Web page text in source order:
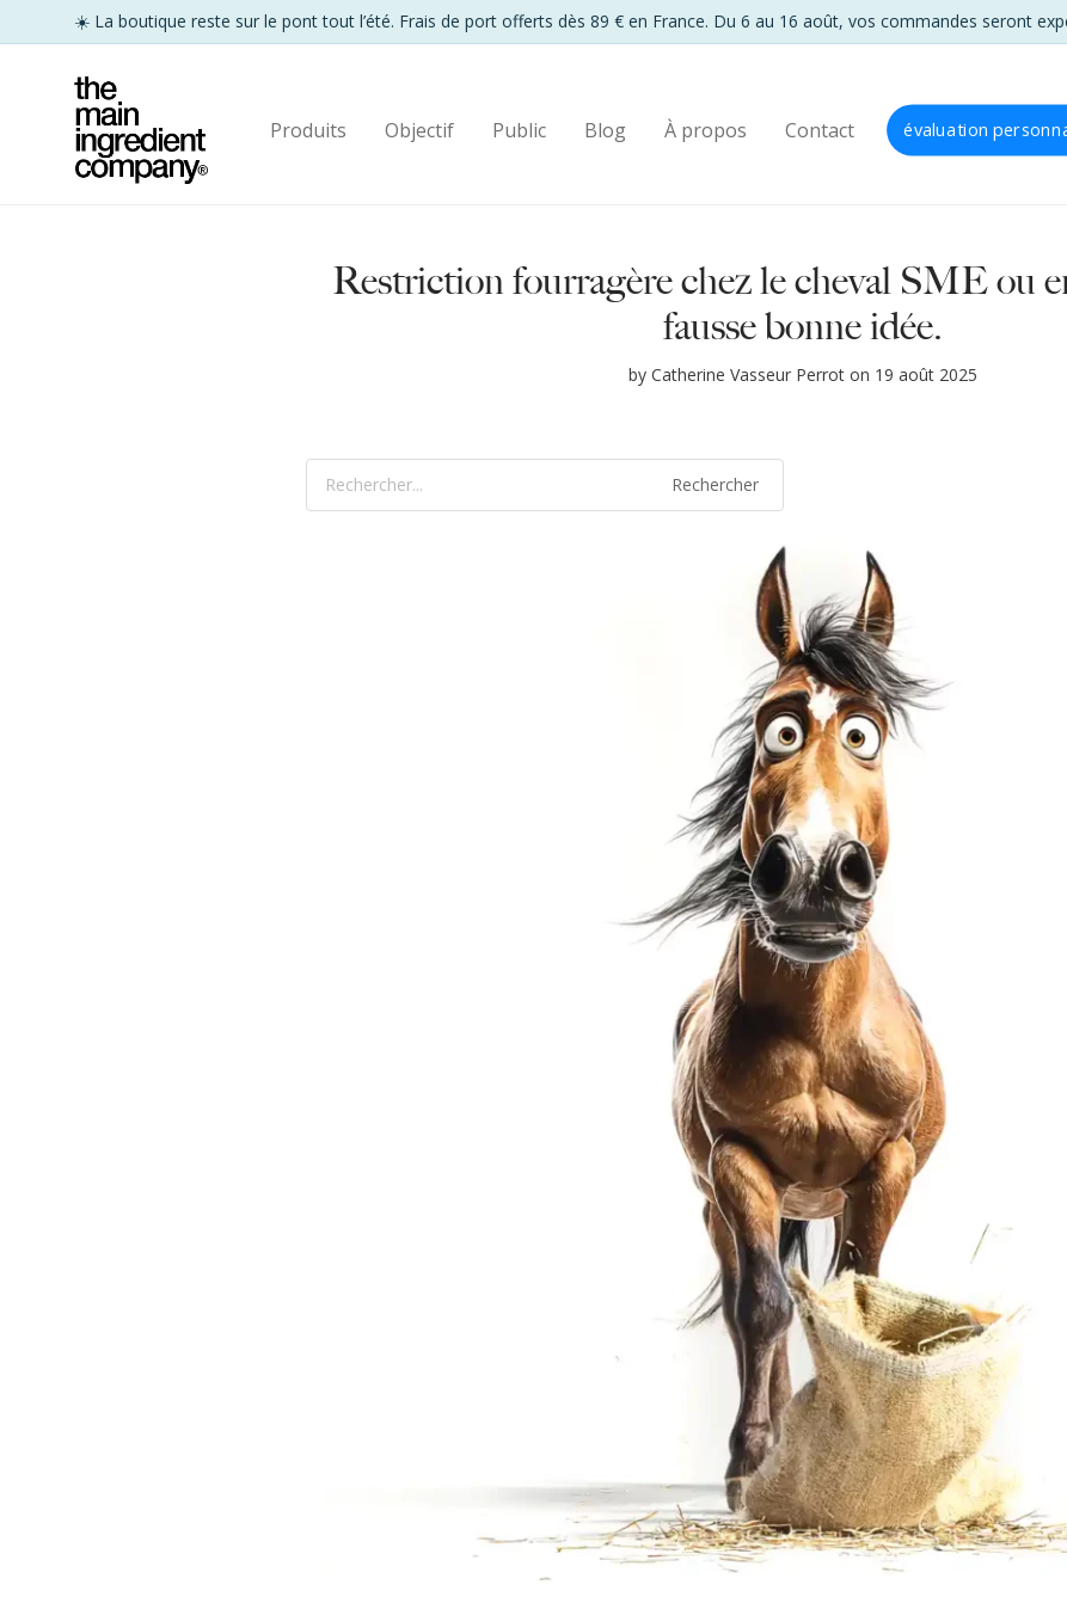
Produits Objectif Public Blog À propos Contact évaluation
Restriction fourragère chez le cheval SME ou
fausse bonne idée.
by Catherine Vasseur Perrot on 19 août 2025
Rechercher